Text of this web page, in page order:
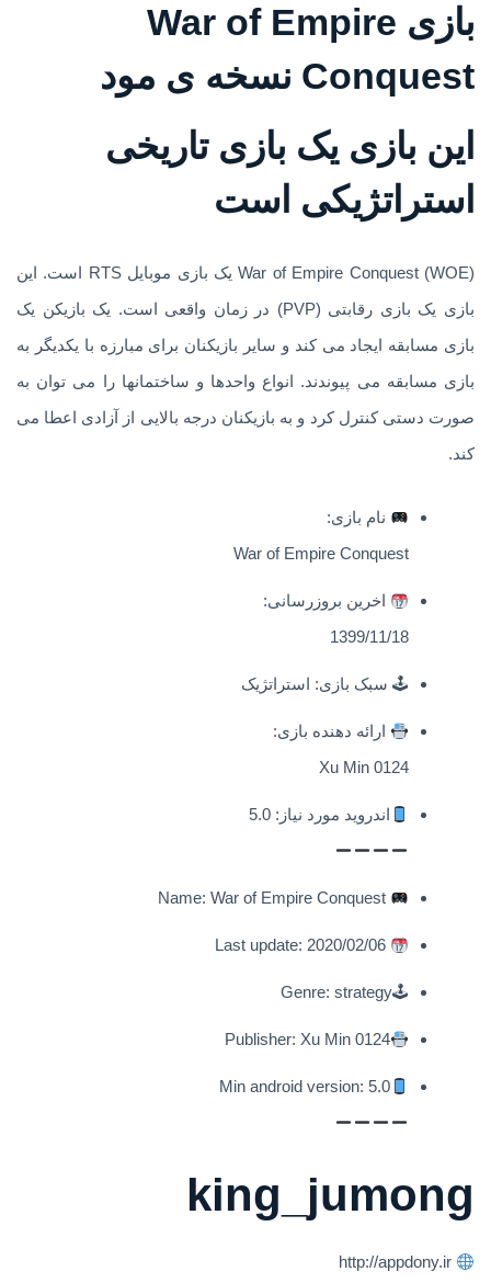
بازی War of Empire
Conquest نسخه ی مود
این بازی یک بازی تاریخی
استراتژیکی است
War of Empire Conquest (WOE) یک بازی موبایل RTS است. این
بازی یک بازی رقابتی (PVP) در زمان واقعی است. یک بازیکن یک
بازی مسابقه ایجاد می کند و سایر بازیکنان برای مبارزه با یکدیگر به
بازی مسابقه می پیوندند. انواع واحدها و ساختمانها را می توان به
صورت دستی کنترل کرد و به بازیکنان درجه بالایی از آزادی اعطا می
کند.
نام بازی:
War of Empire Conquest
اخرین بروزرسانی:
1399/11/18
🕹 سبک بازی: استراتژیک
ارائه دهنده بازی:
Xu Min 0124
اندروید مورد نیاز: 5.0
Name: War of Empire Conquest
Last update: 2020/02/06
🕹Genre: strategy
Publisher: Xu Min 0124
Min android version: 5.0
king_jumong
http://appdony.ir